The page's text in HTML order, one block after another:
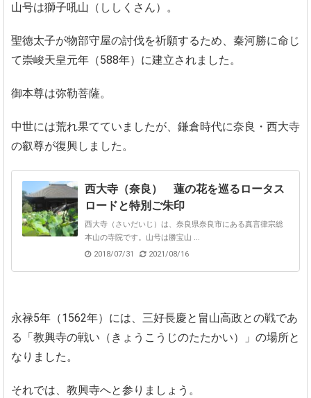
山号は獅子吼山（ししくさん）。
聖徳太子が物部守屋の討伐を祈願するため、秦河勝に命じ
て崇峻天皇元年（588年）に建立されました。
御本尊は弥勒菩薩。
中世には荒れ果てていましたが、鎌倉時代に奈良・西大寺
の叡尊が復興しました。
西大寺（奈良） 蓮の花を巡るロータス
ロードと特別ご朱印
西大寺（さいだいじ）は、奈良県奈良市にある真言律宗総
本山の寺院です。山号は勝宝山 ...
2018/07/31
2021/08/16
永禄5年（1562年）には、三好長慶と畠山高政との戦であ
る「教興寺の戦い（きょうこうじのたたかい）」の場所と
なりました。
それでは、教興寺へと参りましょう。